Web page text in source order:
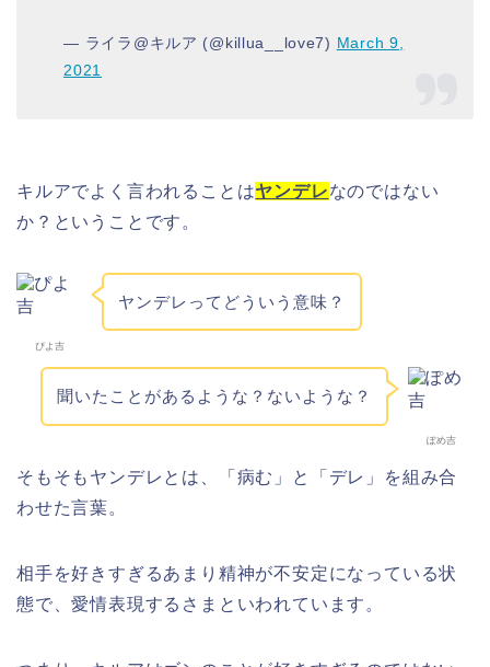
— ライラ@キルア (@killua__love7) March 9,
2021
キルアでよく言われることはヤンデレなのではない
か？ということです。
ぴよ吉
ヤンデレってどういう意味？
ぽめ吉
聞いたことがあるような？ないような？
そもそもヤンデレとは、「病む」と「デレ」を組み合
わせた言葉。
相手を好きすぎるあまり精神が不安定になっている状
態で、愛情表現するさまといわれています。